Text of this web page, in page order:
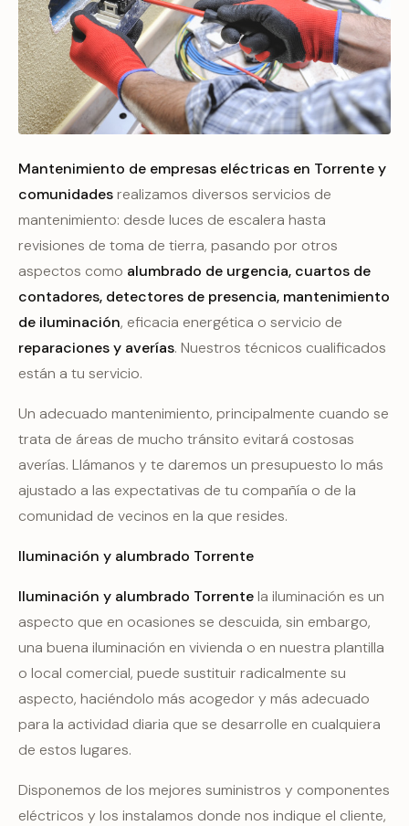
Mantenimiento de empresas eléctricas en Torrente y
comunidadesrealizamos diversos servicios de
mantenimiento: desde luces de escalera hasta
revisiones de toma de tierra, pasando por otros
aspectos como alumbrado de urgencia, cuartos de
contadores, detectores de presencia, mantenimiento
de iluminación, eficacia energética o servicio de
reparaciones y averías. Nuestros técnicos cualificados
están a tu servicio.
Un adecuado mantenimiento, principalmente cuando se
trata de áreas de mucho tránsito evitará costosas
averías. Llámanos y te daremos un presupuesto lo más
ajustado a las expectativas de tu compañía o de la
comunidad de vecinos en la que resides.
Iluminación y alumbrado Torrente
Iluminación y alumbrado Torrentela iluminación es un
aspecto que en ocasiones se descuida, sin embargo,
una buena iluminación en vivienda o en nuestra plantilla
o local comercial, puede sustituir radicalmente su
aspecto, haciéndolo más acogedor y más adecuado
para la actividad diaria que se desarrolle en cualquiera
de estos lugares.
Disponemos de los mejores suministros y componentes
eléctricos y los instalamos donde nos indique el cliente,